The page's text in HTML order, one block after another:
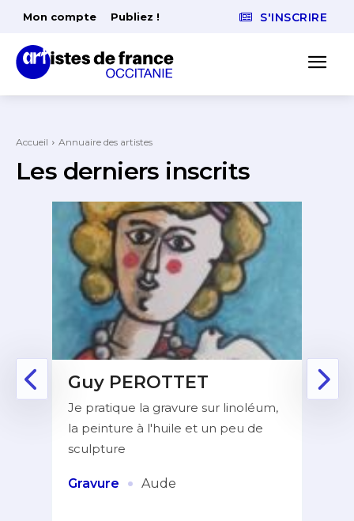
Mon compte Publiez ! S'INSCRIRE
Accueil Annuaire des artistes
Les derniers inscrits
Guy PEROTTET
Je pratique la gravure sur linoléum,
la peinture à l'huile et un peu de
sculpture
Gravure · Aude